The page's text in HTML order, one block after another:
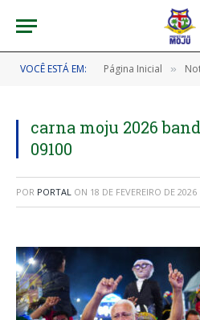
VOCÊ ESTÁ EM: Página Inicial »
carna moju 2026
09100
POR PORTAL ON 18 DE FEVEREIRO DE 2026